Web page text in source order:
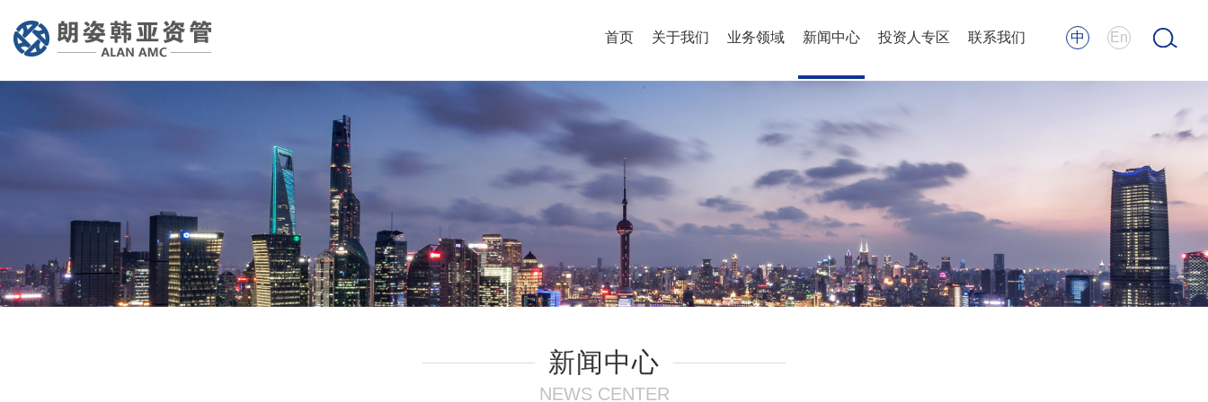
中 En
首页 关于我们 业务领域 新闻中心 投资人专区 联系我们
新闻中心
NEWS CENTER